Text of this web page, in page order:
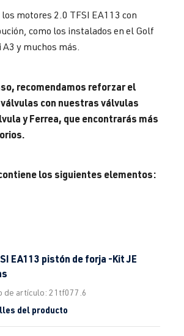
motores 2.0 TFSI EA113 con
como los instalados en el Golf
y muchos más.
recomendamos reforzar el
con nuestras válvulas
y Ferrea, que encontrarás más
los siguientes elementos:
EA113 pistón de forja -Kit JE
de artículo: 21tf077.6
del producto